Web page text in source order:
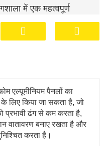
में एक महत्वपूर्ण
वातावरण बनाए
विश्वसनीयता सुनिश्चित
को अधिक
एल्यूमीनियम पैनलों का
के लिए किया जा सकता है, जो
प्रभावी ढंग से कम करता है,
वातावरण बनाए रखता है और
करता है।